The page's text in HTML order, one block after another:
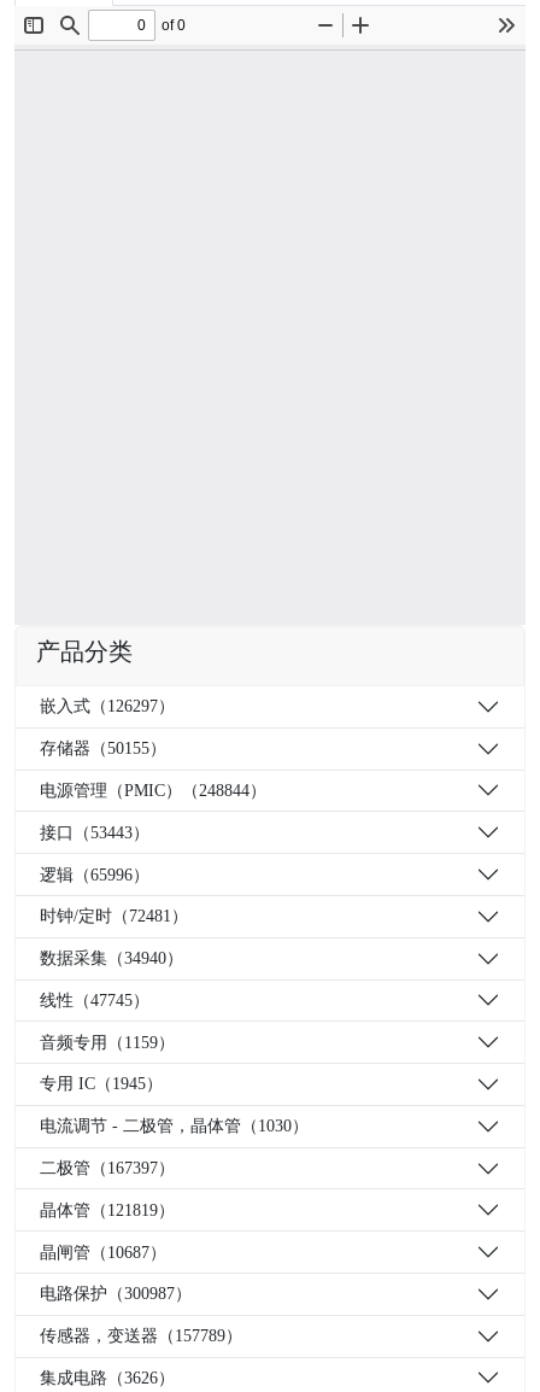
产品分类
嵌入式（126297）
存储器（50155）
电源管理（PMIC）（248844）
接口（53443）
逻辑（65996）
时钟/定时（72481）
数据采集（34940）
线性（47745）
音频专用（1159）
专用 IC（1945）
电流调节 - 二极管，晶体管（1030）
二极管（167397）
晶体管（121819）
晶闸管（10687）
电路保护（300987）
传感器，变送器（157789）
集成电路（3626）